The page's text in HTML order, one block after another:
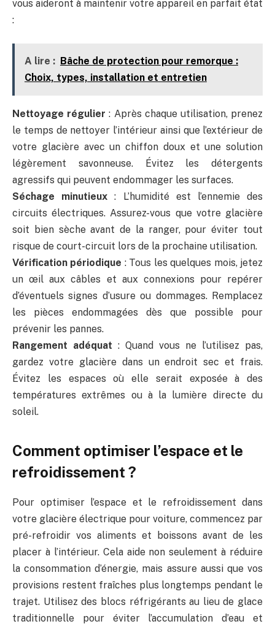
vous aideront à maintenir votre appareil en parfait état
:
A lire : Bâche de protection pour remorque :
Choix, types, installation et entretien
Nettoyage régulier : Après chaque utilisation, prenez
le temps de nettoyer l’intérieur ainsi que l’extérieur de
votre glacière avec un chiffon doux et une solution
légèrement savonneuse. Évitez les détergents
agressifs qui peuvent endommager les surfaces.
Séchage minutieux : L’humidité est l’ennemie des
circuits électriques. Assurez-vous que votre glacière
soit bien sèche avant de la ranger, pour éviter tout
risque de court-circuit lors de la prochaine utilisation.
Vérification périodique : Tous les quelques mois, jetez
un œil aux câbles et aux connexions pour repérer
d’éventuels signes d’usure ou dommages. Remplacez
les pièces endommagées dès que possible pour
prévenir les pannes.
Rangement adéquat : Quand vous ne l’utilisez pas,
gardez votre glacière dans un endroit sec et frais.
Évitez les espaces où elle serait exposée à des
températures extrêmes ou à la lumière directe du
soleil.
Comment optimiser l’espace et le
refroidissement ?
Pour optimiser l’espace et le refroidissement dans
votre glacière électrique pour voiture, commencez par
pré-refroidir vos aliments et boissons avant de les
placer à l’intérieur. Cela aide non seulement à réduire
la consommation d’énergie, mais assure aussi que vos
provisions restent fraîches plus longtemps pendant le
trajet. Utilisez des blocs réfrigérants au lieu de glace
traditionnelle pour éviter l’accumulation d’eau et